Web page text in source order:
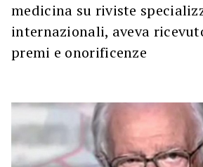
medicina su riviste
internazionali, aveva
premi e onorificenze